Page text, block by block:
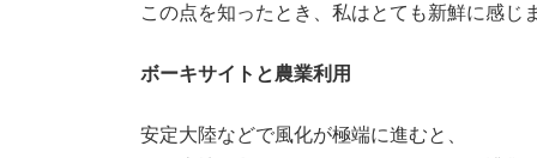
この点を知ったとき、私はとても新鮮に感じ
ボーキサイトと農業利用
安定大陸などで風化が極端に進むと、